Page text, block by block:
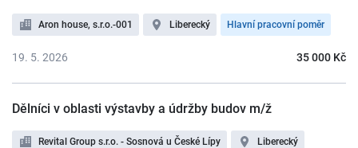
Aron house, s.r.o.-001 Liberecký Hlavní pracovní poměr
35 000 Kč
19. 5. 2026
Dělníci v oblasti výstavby a údržby budov m/ž
Revital Group s.r.o. - Sosnová u České Lípy Liberecký